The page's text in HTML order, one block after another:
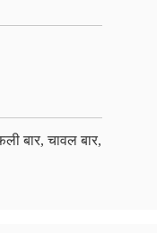
बार, चावल बार,